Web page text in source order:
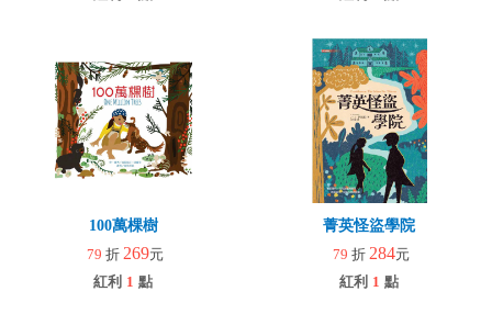
100萬棵樹
79 折 269元
紅利 1 點
菁英怪盜學院
79 折 284元
紅利 1 點